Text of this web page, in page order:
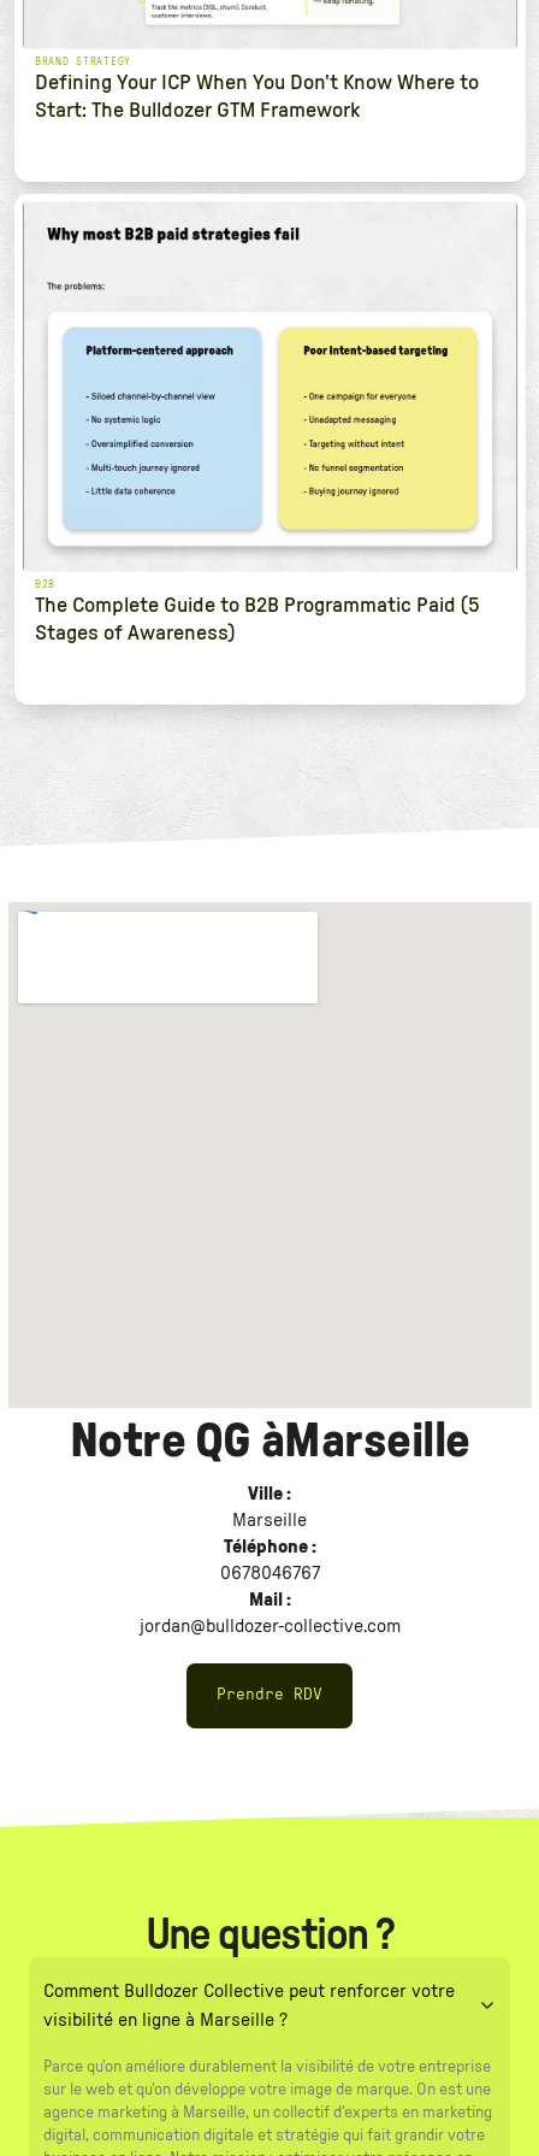
BRAND STRATEGY
Defining Your ICP When You Don't Know Where to
Start: The Bulldozer GTM Framework
B2B
The Complete Guide to B2B Programmatic Paid (5
Stages of Awareness)
Notre QG à Marseille
Ville :
Marseille
Téléphone :
0678046767
Mail :
jordan@bulldozer-collective.com
Prendre RDV
Une question ?
Comment Bulldozer Collective peut renforcer votre
visibilité en ligne à Marseille ?
Parce qu'on améliore durablement la visibilité de votre entreprise
sur le web et qu'on développe votre image de marque. On est une
agence marketing à Marseille, un collectif d'experts en marketing
digital, communication digitale et stratégie qui fait grandir votre